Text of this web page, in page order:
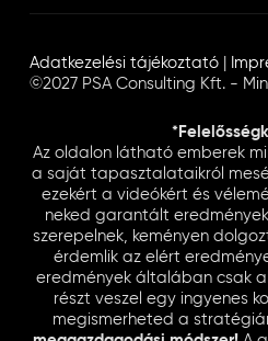
Adatkezelési tájékoztató
©2027 PSA Consulting Kft. -
Az oldalon látható emberek
a saját tapasztalataikról
ezekért a videókért és
neked garantált
szerepelnek, keményen
érdemlik az elért
eredmények általában csak
részt veszel egy ingyenes
megismerheted a